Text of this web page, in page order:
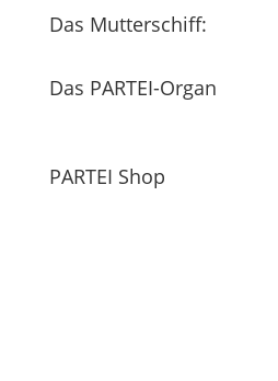
Das Mutterschiff:
Das PARTEI-Organ
PARTEI Shop